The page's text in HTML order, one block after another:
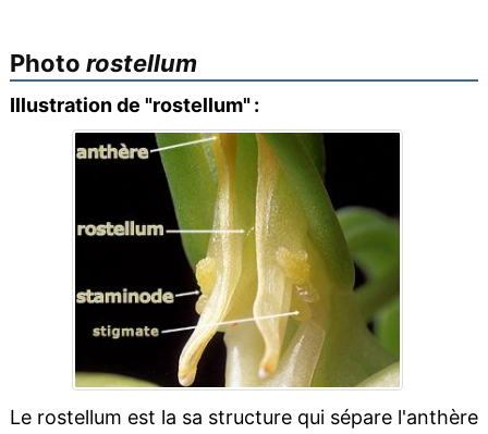
Photo rostellum
Illustration de "rostellum" :
Le rostellum est la sa structure qui sépare l'anthère